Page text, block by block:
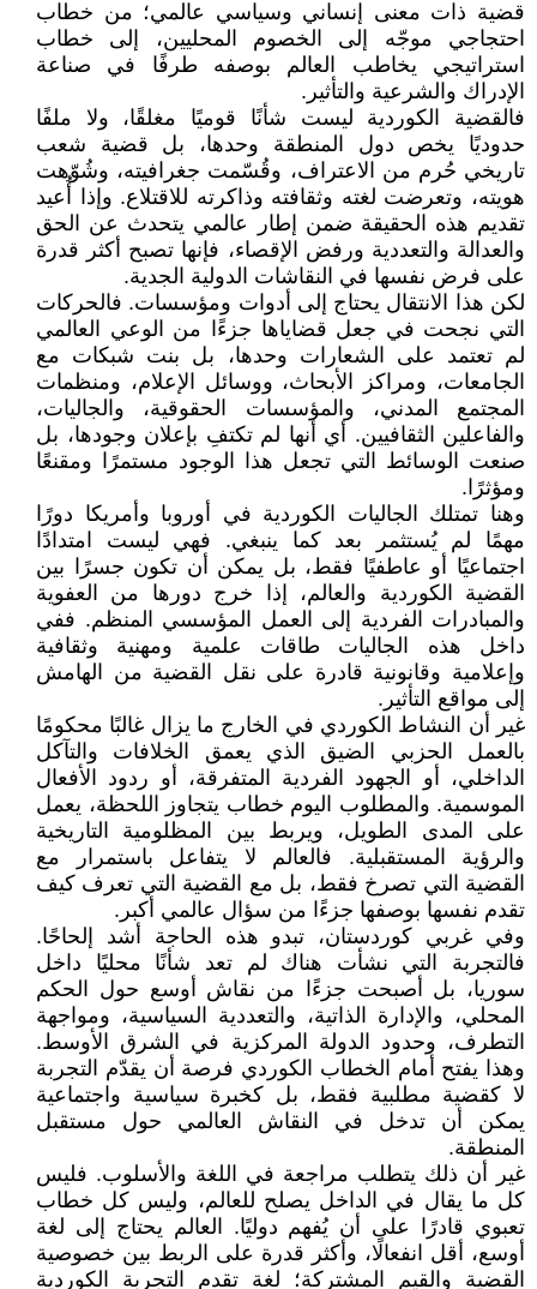
قضية ذات معنى إنساني وسياسي عالمي؛ من خطاب
احتجاجي موجّه إلى الخصوم المحليين، إلى خطاب
استراتيجي يخاطب العالم بوصفه طرفًا في صناعة
الإدراك والشرعية والتأثير.
فالقضية الكوردية ليست شأنًا قوميًا مغلقًا، ولا ملفًا
حدوديًا يخص دول المنطقة وحدها، بل قضية شعب
تاريخي حُرم من الاعتراف، وقُسّمت جغرافيته، وشُوّهت
هويته، وتعرضت لغته وثقافته وذاكرته للاقتلاع. وإذا أُعيد
تقديم هذه الحقيقة ضمن إطار عالمي يتحدث عن الحق
والعدالة والتعددية ورفض الإقصاء، فإنها تصبح أكثر قدرة
على فرض نفسها في النقاشات الدولية الجدية.
لكن هذا الانتقال يحتاج إلى أدوات ومؤسسات. فالحركات
التي نجحت في جعل قضاياها جزءًا من الوعي العالمي
لم تعتمد على الشعارات وحدها، بل بنت شبكات مع
الجامعات، ومراكز الأبحاث، ووسائل الإعلام، ومنظمات
المجتمع المدني، والمؤسسات الحقوقية، والجاليات،
والفاعلين الثقافيين. أي أنها لم تكتفِ بإعلان وجودها، بل
صنعت الوسائط التي تجعل هذا الوجود مستمرًا ومقنعًا
ومؤثرًا.
وهنا تمتلك الجاليات الكوردية في أوروبا وأمريكا دورًا
مهمًا لم يُستثمر بعد كما ينبغي. فهي ليست امتدادًا
اجتماعيًا أو عاطفيًا فقط، بل يمكن أن تكون جسرًا بين
القضية الكوردية والعالم، إذا خرج دورها من العفوية
والمبادرات الفردية إلى العمل المؤسسي المنظم. ففي
داخل هذه الجاليات طاقات علمية ومهنية وثقافية
وإعلامية وقانونية قادرة على نقل القضية من الهامش
إلى مواقع التأثير.
غير أن النشاط الكوردي في الخارج ما يزال غالبًا محكومًا
بالعمل الحزبي الضيق الذي يعمق الخلافات والتآكل
الداخلي، أو الجهود الفردية المتفرقة، أو ردود الأفعال
الموسمية. والمطلوب اليوم خطاب يتجاوز اللحظة، يعمل
على المدى الطويل، ويربط بين المظلومية التاريخية
والرؤية المستقبلية. فالعالم لا يتفاعل باستمرار مع
القضية التي تصرخ فقط، بل مع القضية التي تعرف كيف
تقدم نفسها بوصفها جزءًا من سؤال عالمي أكبر.
وفي غربي كوردستان، تبدو هذه الحاجة أشد إلحاحًا.
فالتجربة التي نشأت هناك لم تعد شأنًا محليًا داخل
سوريا، بل أصبحت جزءًا من نقاش أوسع حول الحكم
المحلي، والإدارة الذاتية، والتعددية السياسية، ومواجهة
التطرف، وحدود الدولة المركزية في الشرق الأوسط.
وهذا يفتح أمام الخطاب الكوردي فرصة أن يقدّم التجربة
لا كقضية مطلبية فقط، بل كخبرة سياسية واجتماعية
يمكن أن تدخل في النقاش العالمي حول مستقبل
المنطقة.
غير أن ذلك يتطلب مراجعة في اللغة والأسلوب. فليس
كل ما يقال في الداخل يصلح للعالم، وليس كل خطاب
تعبوي قادرًا على أن يُفهم دوليًا. العالم يحتاج إلى لغة
أوسع، أقل انفعالًا، وأكثر قدرة على الربط بين خصوصية
القضية والقيم المشتركة؛ لغة تقدم التجربة الكوردية